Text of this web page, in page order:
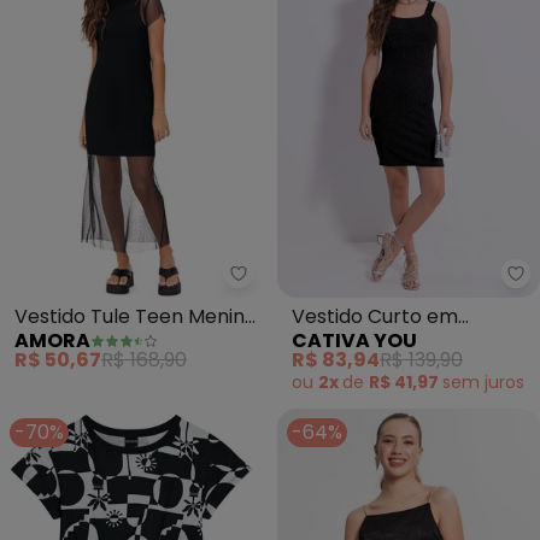
Amora - Vestido Tule Teen
Vestido Tule Teen Menina
(Preto)
AMORA
R$ 50,67R$ 168,90
Vestido Curto em
Canelado (Preto)
CATIVA YOU
R$ 83,94R$ 139,90
ou 2x de R$ 41,97 sem juros
-70% -64%